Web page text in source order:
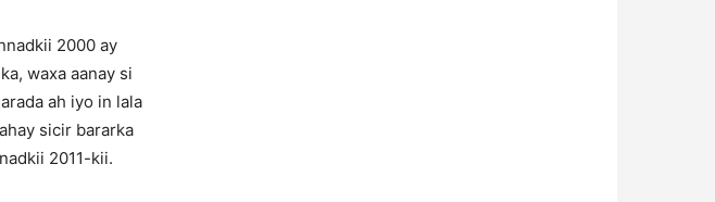
2000 ay
waxa aanay si
ah iyo in lala
sicir bararka
2011-kii.